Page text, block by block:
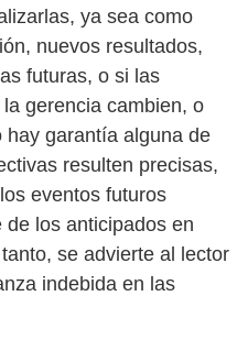
ya sea como
nuevos resultados,
futuras, o si las
gerencia cambien, o
hay garantía alguna de
resulten precisas,
eventos futuros
los anticipados en
se advierte al lector
indebida en las